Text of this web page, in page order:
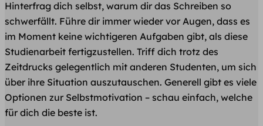
Hinterfrag dich selbst, warum dir das Schreiben so
schwerfällt. Führe dir immer wieder vor Augen, dass es
im Moment keine wichtigeren Aufgaben gibt, als diese
Studienarbeit fertigzustellen. Triff dich trotz des
Zeitdrucks gelegentlich mit anderen Studenten, um sich
über ihre Situation auszutauschen. Generell gibt es viele
Optionen zur Selbstmotivation – schau einfach, welche
für dich die beste ist.